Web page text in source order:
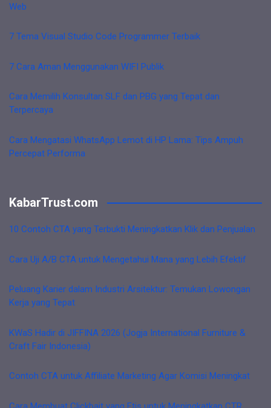
Web
7 Tema Visual Studio Code Programmer Terbaik
7 Cara Aman Menggunakan WIFI Publik
Cara Memilih Konsultan SLF dan PBG yang Tepat dan
Terpercaya
Cara Mengatasi WhatsApp Lemot di HP Lama: Tips Ampuh
Percepat Performa
KabarTrust.com
10 Contoh CTA yang Terbukti Meningkatkan Klik dan Penjualan
Cara Uji A/B CTA untuk Mengetahui Mana yang Lebih Efektif
Peluang Karier dalam Industri Arsitektur: Temukan Lowongan
Kerja yang Tepat
KWaS Hadir di JIFFINA 2026 (Jogja International Furniture &
Craft Fair Indonesia)
Contoh CTA untuk Affiliate Marketing Agar Komisi Meningkat